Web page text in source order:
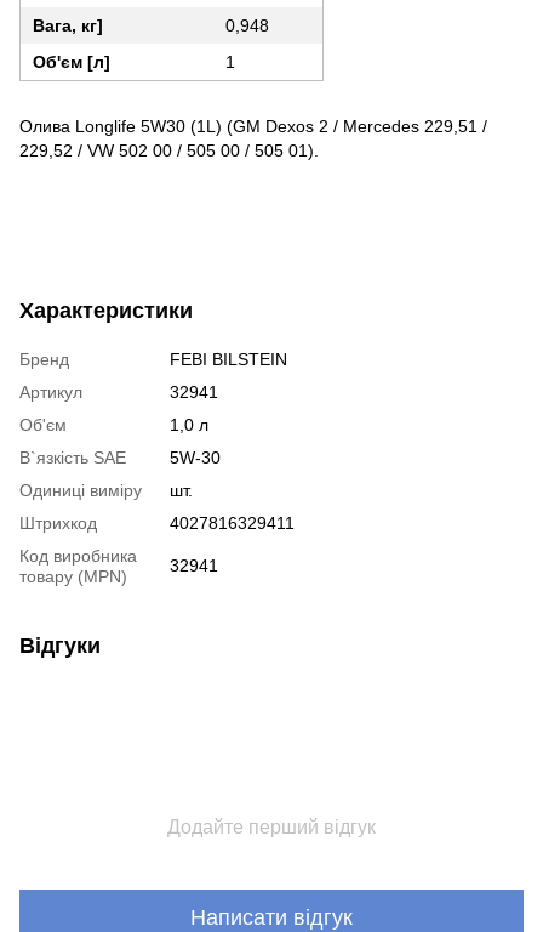
Вага, кг]
0,948
Об'єм [л]
1
Олива Longlife 5W30 (1L) (GM Dexos 2 / Mercedes 229,51 /
229,52 / VW 502 00 / 505 00 / 505 01).
Характеристики
Бренд
FEBI BILSTEIN
Артикул
32941
Об'єм
1,0 л
В`язкість SAE
5W-30
Одиниці виміру
шт.
Штрихкод
4027816329411
Код виробника
товару (MPN)
32941
Відгуки
Додайте перший відгук
Написати відгук